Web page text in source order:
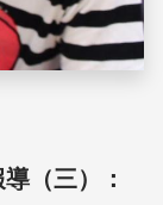
（三）：